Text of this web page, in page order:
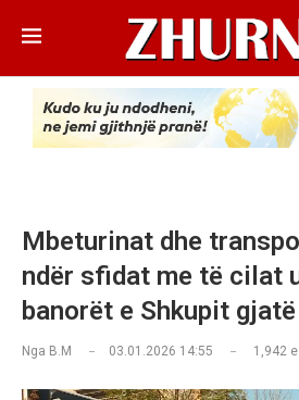
Mbeturinat dhe
ndër sfidat me të cilat
banorët e Shkupit
Nga B.M 03.01.2026 14:55 1,942